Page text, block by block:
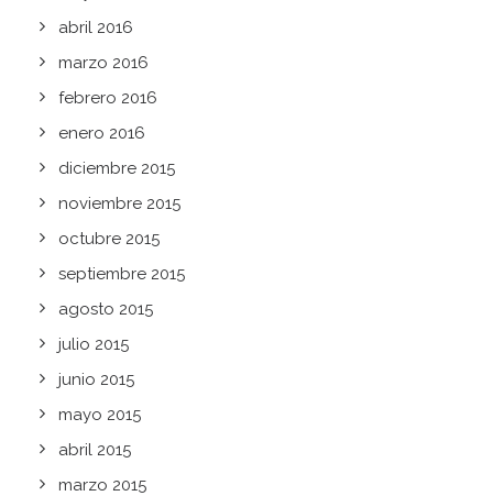
abril 2016
marzo 2016
febrero 2016
enero 2016
diciembre 2015
noviembre 2015
octubre 2015
septiembre 2015
agosto 2015
julio 2015
junio 2015
mayo 2015
abril 2015
marzo 2015